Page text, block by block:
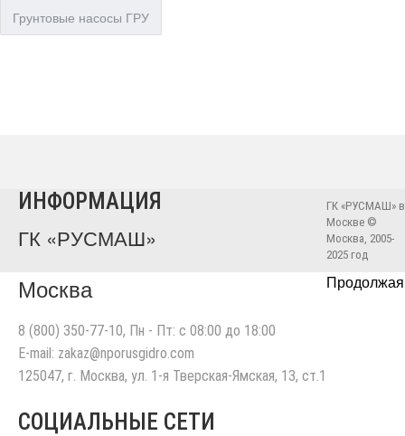
Грунтовые насосы ГРУ
ИНФОРМАЦИЯ
ГК «РУСМАШ»
Москва
8 (800) 350-77-10, Пн - Пт: с 08:00 до 18:00
E-mail: zakaz@nporusgidro.com
125047, г. Москва, ул. 1-я Тверская-Ямская, 13, ст.1
СОЦИАЛЬНЫЕ СЕТИ
ГК «РУСМАШ» в
Москве ©
Москва, 2005-
2025 год
Продолжая